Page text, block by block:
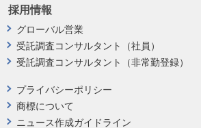
プライバシーポリシー
商標について
ニュース作成ガイドライン
採用情報
グローバル営業
受託調査コンサルタント（社員）
受託調査コンサルタント（非常勤登録）